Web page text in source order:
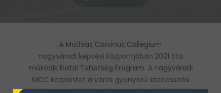
A Mathias Corvinus Collegium
nagyváradi képzési központjában 2021 óta
működik Fiatal Tehetség Program. A nagyváradi
MCC központot a város gyönyörű szecessziós